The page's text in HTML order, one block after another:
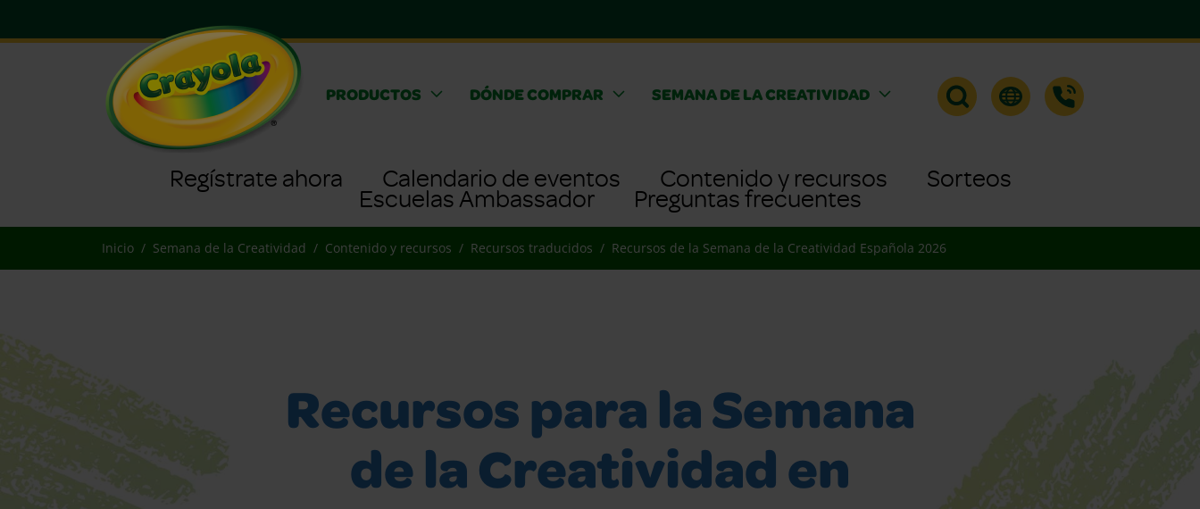
PRODUCTOS DÓNDE COMPRAR SEMANA DE LA CREATIVIDAD
Regístrate ahora Calendario de eventos Contenido y recursos Sorteos
Escuelas Ambassador Preguntas frecuentes
Inicio Semana de la Creatividad Contenido y recursos Recursos traducidos Recursos de la Semana de la Creatividad Española 2026
Recursos para la Semana
de la Creatividad en